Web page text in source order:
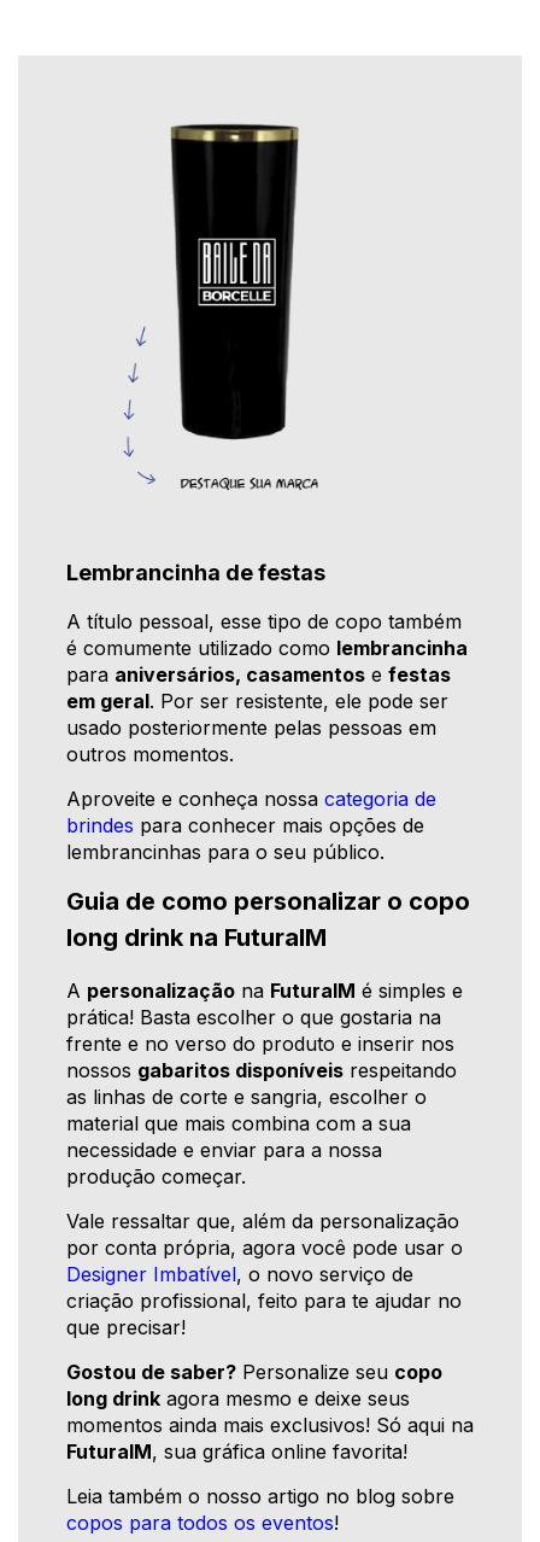
Lembrancinha de festas
A título pessoal, esse tipo de copo também
é comumente utilizado como lembrancinha
para aniversários, casamentos e festas
em geral. Por ser resistente, ele pode ser
usado posteriormente pelas pessoas em
outros momentos.
Aproveite e conheça nossa categoria de
brindes para conhecer mais opções de
lembrancinhas para o seu público.
Guia de como personalizar o copo
long drink na FuturaIM
A personalização na FuturaIM é simples e
prática! Basta escolher o que gostaria na
frente e no verso do produto e inserir nos
nossos gabaritos disponíveis respeitando
as linhas de corte e sangria, escolher o
material que mais combina com a sua
necessidade e enviar para a nossa
produção começar.
Vale ressaltar que, além da personalização
por conta própria, agora você pode usar o
Designer Imbatível, o novo serviço de
criação profissional, feito para te ajudar no
que precisar!
Gostou de saber? Personalize seu copo
long drink agora mesmo e deixe seus
momentos ainda mais exclusivos! Só aqui na
FuturaIM, sua gráfica online favorita!
Leia também o nosso artigo no blog sobre
copos para todos os eventos!